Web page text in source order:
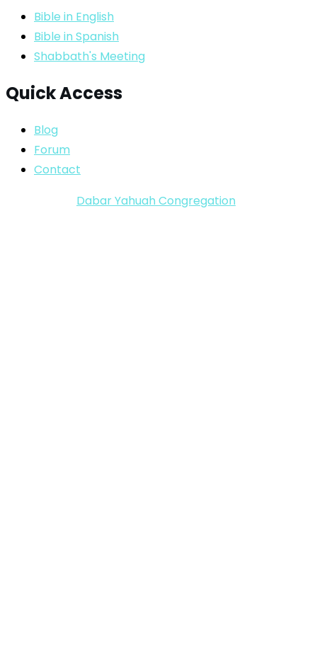
Bible in English
Bible in Spanish
Shabbath's Meeting
Quick Access
Blog
Forum
Contact
Dabar Yahuah Congregation